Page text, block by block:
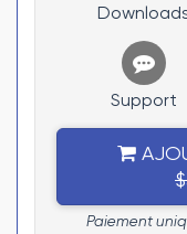
Support
Paiement